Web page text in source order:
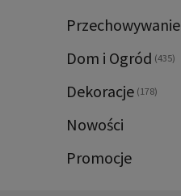
Przechowywanie
Dom i Ogród (435)
Dekoracje (178)
Nowości
Promocje